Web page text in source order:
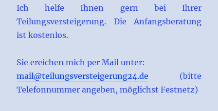
Ich helfe Ihnen gern bei Ihrer
Teilungsversteigerung. Die Anfangsberatung
ist kostenlos.
Sie ereichen mich per Mail unter:
mail@teilungsversteigerung24.de (bitte
Telefonnummer angeben, möglichst Festnetz)